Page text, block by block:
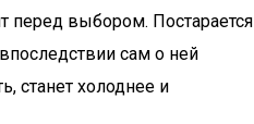
перед выбором. Постарается
сам о ней
станет холоднее и